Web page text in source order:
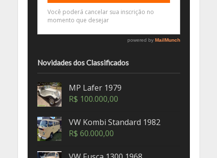
Novidades dos Classificados
MP Lafer 1979
R$ 100.000,00
VW Kombi Standard 1982
R$ 60.000,00